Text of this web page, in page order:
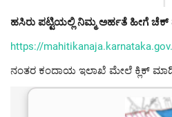
ಹಸಿರು ಪಟ್ಟಿಯಲ್ಲಿ ನಿಮ್ಮ ಅರ್ಹತೆ ಹೀಗೆ
https://
ನಂತರ ಕಂದಾಯ ಇಲಾಖೆ ಮೇಲೆ ಕ್ಲಿಕ್